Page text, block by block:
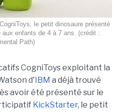
le petit dinosaure présenté
enfants de 4 à 7 ans. (crédit :
Path)
CogniToys exploitant la
d' IBM a déjà trouvé
avoir été présenté sur le
KickStarter, le petit